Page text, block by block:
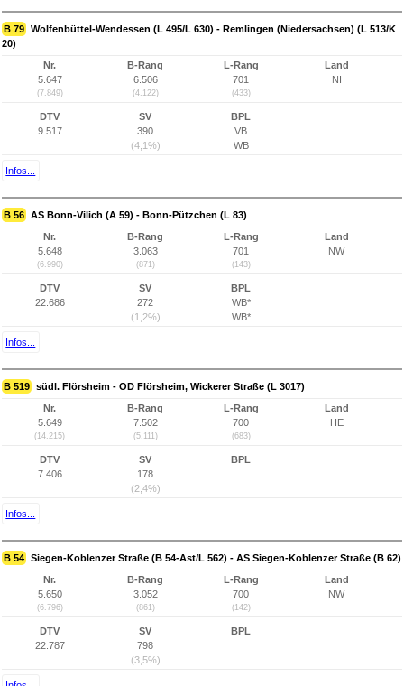
B 79 Wolfenbüttel-Wendessen (L 495/L 630) - Remlingen (Niedersachsen) (L 513/K
20)
Nr.
5.647
(7.849)
B-Rang
6.506
(4.122)
L-Rang
701
(433)
Land
NI
DTV
9.517
SV
390
(4,1%)
BPL
VB
WB
Infos...
B 56 AS Bonn-Vilich (A 59) - Bonn-Pützchen (L 83)
Nr.
5.648
(6.990)
B-Rang
3.063
(871)
L-Rang
701
(143)
Land
NW
DTV
22.686
SV
272
(1,2%)
BPL
WB*
WB*
Infos...
B 519 südl. Flörsheim - OD Flörsheim, Wickerer Straße (L 3017)
Nr.
5.649
(14.215)
B-Rang
7.502
(5.111)
L-Rang
700
(683)
Land
HE
DTV
7.406
SV
178
(2,4%)
BPL
Infos...
B 54 Siegen-Koblenzer Straße (B 54-Ast/L 562) - AS Siegen-Koblenzer Straße (B 62)
Nr.
5.650
(6.796)
B-Rang
3.052
(861)
L-Rang
700
(142)
Land
NW
DTV
22.787
SV
798
(3,5%)
BPL